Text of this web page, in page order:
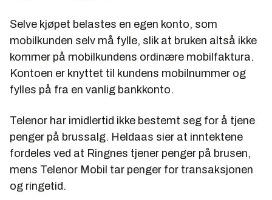
Selve kjøpet belastes en egen konto, som
mobilkunden selv må fylle, slik at bruken altså ikke
kommer på mobilkundens ordinære mobilfaktura.
Kontoen er knyttet til kundens mobilnummer og
fylles på fra en vanlig bankkonto.
Telenor har imidlertid ikke bestemt seg for å tjene
penger på brussalg. Heldaas sier at inntektene
fordeles ved at Ringnes tjener penger på brusen,
mens Telenor Mobil tar penger for transaksjonen
og ringetid.